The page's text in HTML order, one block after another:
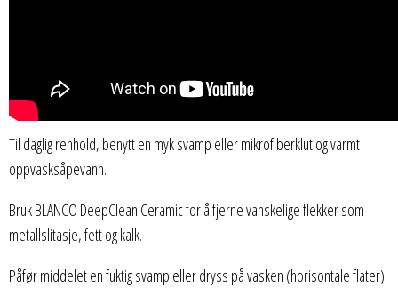
Til daglig renhold, benytt en myk svamp eller mikrofiberklut og varmt
oppvasksåpevann.
Bruk BLANCO DeepClean Ceramic for å fjerne vanskelige flekker som
metallslitasje, fett og kalk.
Påfør middelet en fuktig svamp eller dryss på vasken (horisontale flater).